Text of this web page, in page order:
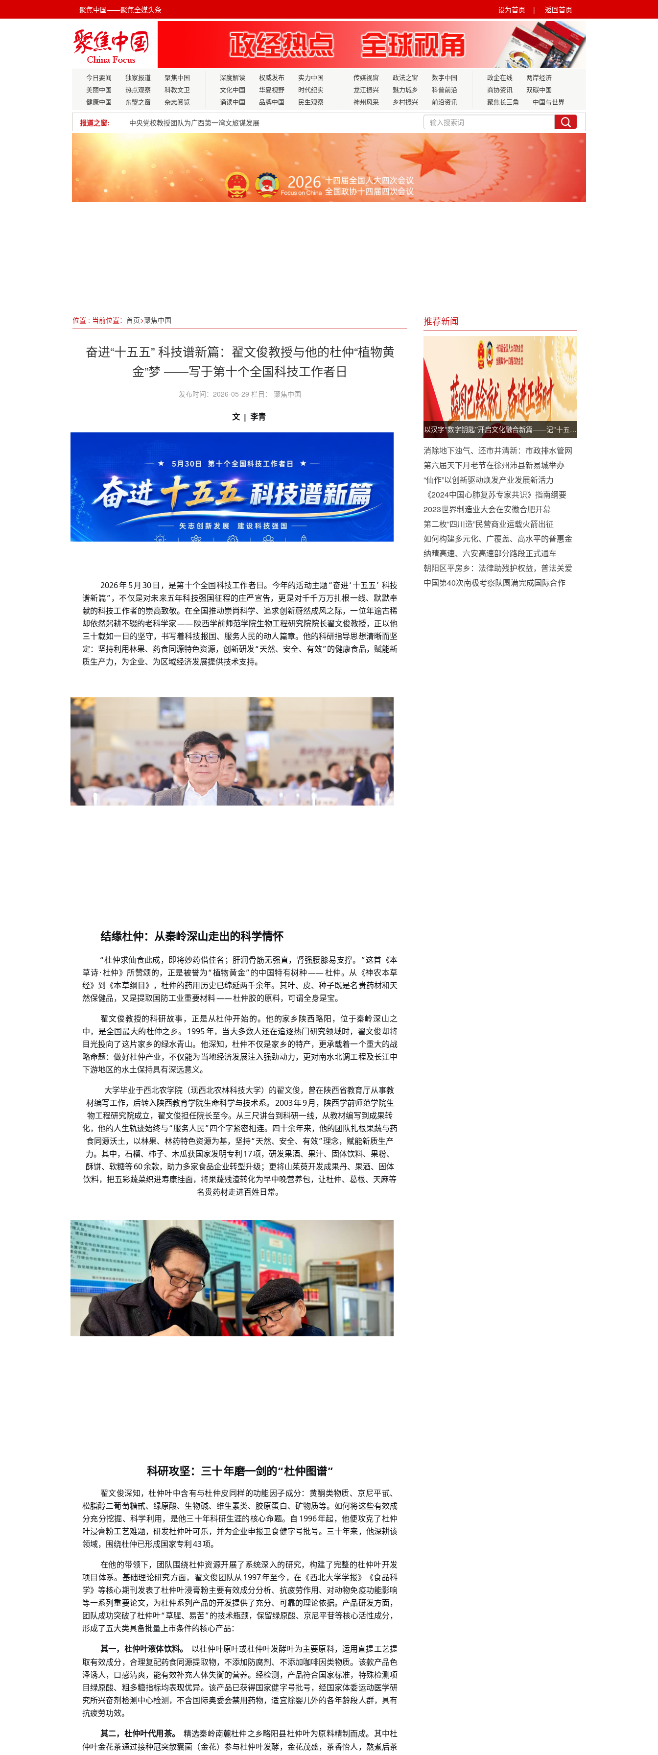
聚焦中国——聚焦全媒头条 返回首页
设为首页 |
今日要闻 独家报道
聚焦中国
美丽中国
热点观察
科教文卫
健康中国
东盟之窗 杂志阅览
深度解读 权威发布
实力中国
文化中国
华夏视野
时代纪实
诵读中国
品牌中国 民生观察
传媒视窗 政法之窗
数字中国
龙江振兴
魅力城乡
科普前沿
神州风采
乡村振兴 前沿资讯
政企在线
两岸经济
商协资讯
双碳中国
聚焦长三角
中国与世界
报道之窗:
中央党校教授团队为广西第一湾文旅谋发展
党的二十届四中全会公报有感：聚焦“十五五”，蔡海德为“健康中国”之志再赋能
“移居”变“宜居”家园焕新颜
大庆冬捕有“流量”也有“留量”
在“学中干、干中学”上提升执政为民能力
位置 : 当前位置： 首页>聚焦中国
奋进“十五五” 科技谱新篇：翟文俊教授与他的杜仲“植物黄
金”梦 ——写于第十个全国科技工作者日
发布时间：2026-05-29 栏目： 聚焦中国
文 | 李青
2026年 5 月 30 日，是第十个全国科技工作者日。今年的活动主题 “奋进‘十五五 ’ 科技
谱新篇” ，不仅是对未来五年科技强国征程的庄严宣告，更是对千千万万扎根一线、默默奉
献的科技工作者的崇高致敬。在全国推动崇尚科学、追求创新蔚然成风之际，一位年逾古稀
却依然躬耕不辍的老科学家—— 陕西学前师范学院生物工程研究院院长翟文俊教授，正以他
三十载如一日的坚守，书写着科技报国、服务人民的动人篇章。他的科研指导思想清晰而坚
定：坚持利用林果、药食同源特色资源，创新研发“天然、安全、有效”的健康食品，赋能新
质生产力，为企业、为区域经济发展提供技术支持。
结缘杜仲：从秦岭深山走出的科学情怀
“杜仲求仙食此成，即将妙药借佳名；肝润骨筋无强直，肾强腰膝易支撑。 ”这首《本
草诗· 杜仲》所赞颂的，正是被誉为 “植物黄金” 的中国特有树种——杜仲。从《神农本草
经》到《本草纲目》，杜仲的药用历史已绵延两千余年。其叶、皮、种子既是名贵药材和天
然保健品，又是提取国防工业重要材料——杜仲胶的原料，可谓全身是宝。
翟文俊教授的科研故事，正是从杜仲开始的。他的家乡陕西略阳，位于秦岭深山之
中，是全国最大的杜仲之乡。
1995年，当大多数人还在追逐热门研究领域时，翟文俊却将
目光投向了这片家乡的绿水青山。他深知，杜仲不仅是家乡的特产，更承载着一个重大的战
略命题：做好杜仲产业，不仅能为当地经济发展注入强劲动力，更对南水北调工程及长江中
下游地区的水土保持具有深远意义。
大学毕业于西北农学院（现西北农林科技大学）的翟文俊，曾在陕西省教育厅从事教
材编写工作，后转入陕西教育学院生命科学与技术系。
2003年9 月，陕西学前师范学院生
物工程研究院成立，翟文俊担任院长至今。从三尺讲台到科研一线，从教材编写到成果转
化，他的人生轨迹始终与“服务人民” 四个字紧密相连。四十余年来，他的团队扎根果蔬与药
食同源沃土，以林果、林药特色资源为基，坚持“天然、安全、有效”理念，赋能新质生产
力。其中，石榴、柿子、木瓜获国家发明专利 17项，研发果酒、果汁、固体饮料、果粉、
酥饼、软糖等60余款，助力多家食品企业转型升级；更将山茱萸开发成果丹、果酒、固体
饮料，把五彩蔬菜织进寿康挂面，将果蔬残渣转化为早中晚营养包，让杜仲、葛根、天麻等
名贵药材走进百姓日常。
科研攻坚：三十年磨一剑的“杜仲图谱”
翟文俊深知，杜仲叶中含有与杜仲皮同样的功能因子成分：黄酮类物质、京尼平甙、
松脂醇二葡萄糖甙、绿原酸、生物碱、维生素类、胶原蛋白、矿物质等。如何将这些有效成
分充分挖掘、科学利用，是他三十年科研生涯的核心命题。自 1996年起，他便攻克了杜仲
叶浸膏粉工艺难题，研发杜仲叶可乐，并为企业申报卫食健字号批号。三十年来，他深耕该
领域，围绕杜仲已形成国家专利 43项。
在他的带领下，团队围绕杜仲资源开展了系统深入的研究，构建了完整的杜仲叶开发
项目体系。基础理论研究方面，翟文俊团队从 1997年至今，在《西北大学学报》《食品科
学》等核心期刊发表了杜仲叶浸膏粉主要有效成分分析、抗疲劳作用、对动物免疫功能影响
等一系列重要论文，为杜仲系列产品的开发提供了充分、可靠的理论依据。产品研发方面，
团队成功突破了杜仲叶“草腥、易苦”的技术瓶颈，保留绿原酸、京尼平苷等核心活性成分，
形成了五大类具备批量上市条件的核心产品：
其一，杜仲叶液体饮料。
以杜仲叶原叶或杜仲叶发酵叶为主要原料，运用直提工艺提
取有效成分，合理复配药食同源提取物，不添加防腐剂、不添加咖啡因类物质。该款产品色
泽诱人，口感清爽，能有效补充人体失衡的营养。经检测，产品符合国家标准，特殊检测项
目绿原酸、粗多糖指标均表现优异。该产品已获得国家健字号批号，经国家体委运动医学研
究所兴奋剂检测中心检测，不含国际奥委会禁用药物，适宜除婴儿外的各年龄段人群，具有
抗疲劳功效。
其二，杜仲叶代用茶。
精选秦岭南麓杜仲之乡略阳县杜仲叶为原料精制而成。其中杜
仲叶金花茶通过接种冠突散囊菌（金花）参与杜仲叶发酵，金花茂盛，茶香怡人，熬煮后茶
推荐新闻
以汉字“数字钥匙”开启文化融合新篇——记“十五五”开局之年科技自立自强践行者赵源
消除地下浊气、还市井清新：市政排水管网
恶臭根源治理望十五五城市最有面子的里子
工程
第六届天下月老节在徐州沛县新易城举办
“仙作”以创新驱动焕发产业发展新活力
《2024中国心肺复苏专家共识》指南纲要
2023世界制造业大会在安徽合肥开幕
第二枚“四川造”民营商业运载火箭出征
如何构建多元化、广覆盖、高水平的普惠金
融体系？
纳晴高速、六安高速部分路段正式通车
朝阳区平房乡：法律助残护权益，普法关爱
零距离
中国第40次南极考察队圆满完成国际合作